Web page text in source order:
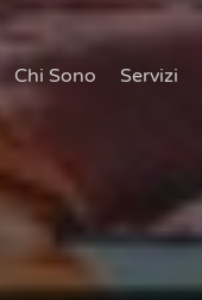
Chi Sono Servizi